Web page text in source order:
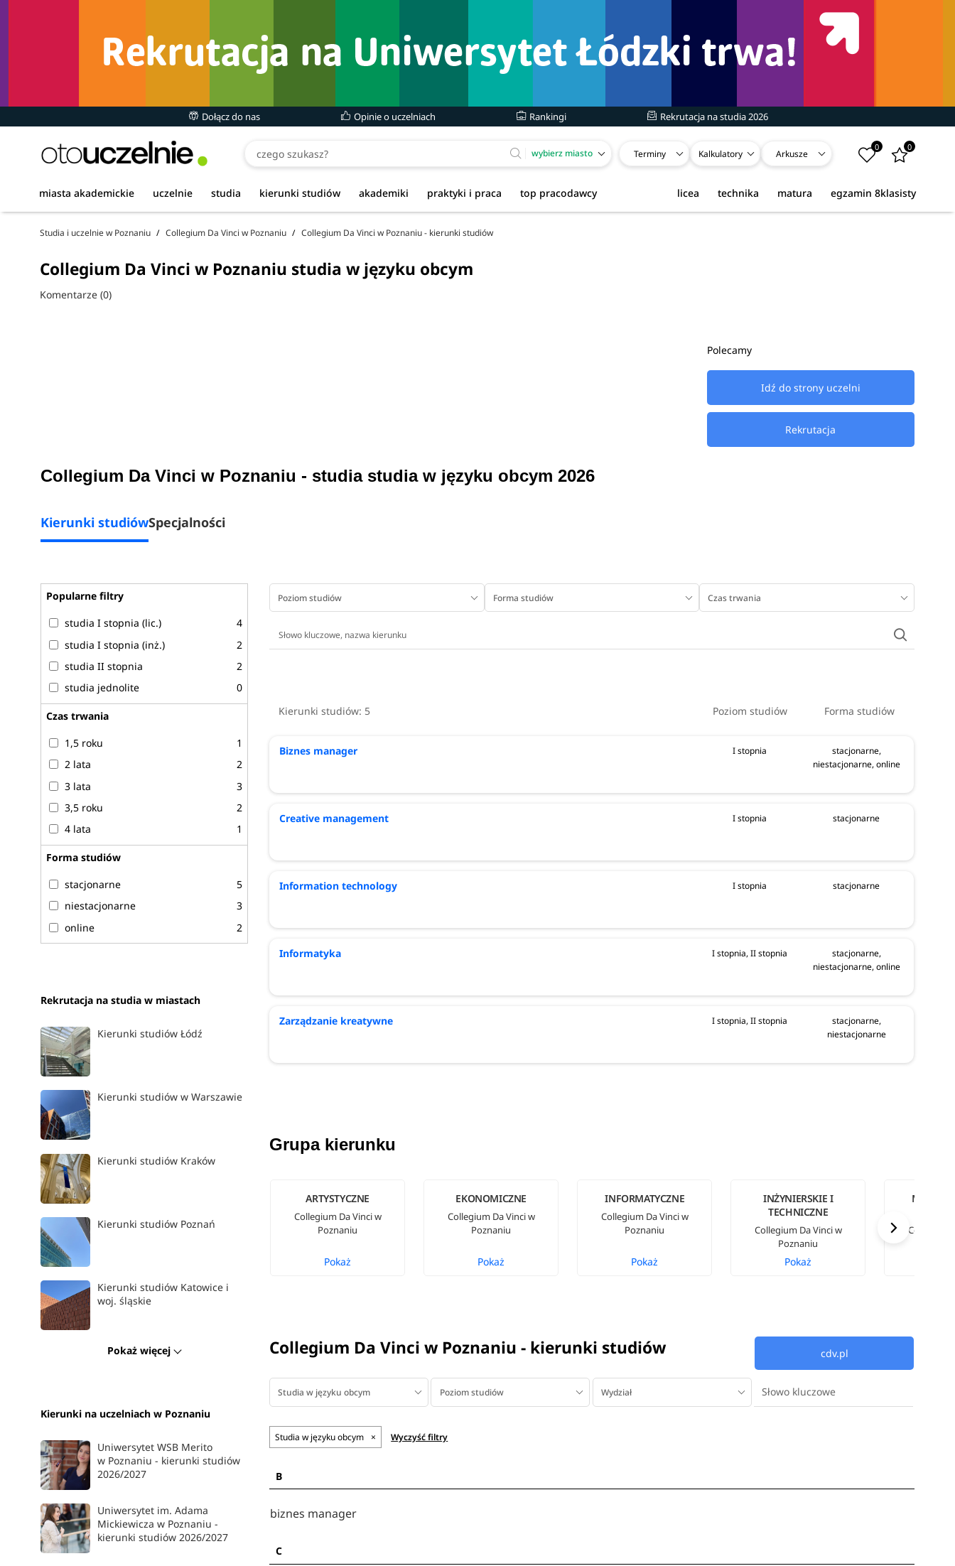
Dołącz do nas Opinie o uczelniach Rankingi Rekrutacja na studia 2026
wybierz miasto Terminy Kalkulatory Arkusze
0 0
miasta akademickie uczelnie studia kierunki studiów akademiki praktyki i praca top pracodawcy egzamin 8klasisty
matura
technika
licea
Studia i uczelnie w Poznaniu Collegium Da Vinci w Poznaniu Collegium Da Vinci w Poznaniu - kierunki studiów
Collegium Da Vinci w Poznaniu studia w języku obcym
Komentarze (0)
Polecamy
Idź do strony uczelni
Rekrutacja
Collegium Da Vinci w Poznaniu - studia studia w języku obcym 2026
Kierunki studiówSpecjalności
Popularne filtry
studia I stopnia (lic.)
4
studia I stopnia (inż.)
2
studia II stopnia
2
studia jednolite
0
Czas trwania
1,5 roku
1
2 lata
2
3 lata
3
3,5 roku
2
4 lata
1
Forma studiów
stacjonarne
5
niestacjonarne
3
online
2
Rekrutacja na studia w miastach
Kierunki studiów Łódź
Kierunki studiów w Warszawie
Kierunki studiów Kraków
Kierunki studiów Poznań
Kierunki studiów Katowice i
woj. śląskie
Pokaż więcej
Kierunki na uczelniach w Poznaniu
Uniwersytet WSB Merito
w Poznaniu - kierunki studiów
2026/2027
Uniwersytet im. Adama
Mickiewicza w Poznaniu -
kierunki studiów 2026/2027
Poziom studiów Forma studiów Czas trwania
Kierunki studiów: 5 Poziom studiów Forma studiów
Biznes manager I stopnia
stacjonarne,
niestacjonarne, online
Creative management I stopnia stacjonarne
Information technology I stopnia stacjonarne
Informatyka I stopnia, II stopnia
stacjonarne,
niestacjonarne, online
Zarządzanie kreatywne I stopnia, II stopnia
stacjonarne,
niestacjonarne
Grupa kierunku
ARTYSTYCZNE
Collegium Da Vinci w
Poznaniu
Pokaż
EKONOMICZNE
Collegium Da Vinci w
Poznaniu
Pokaż
INFORMATYCZNE
Collegium Da Vinci w
Poznaniu
Pokaż
INŻYNIERSKIE I
TECHNICZNE
Collegium Da Vinci w
Poznaniu
Pokaż
Collegium
Collegium Da Vinci w Poznaniu - kierunki studiów cdv.pl
Studia w języku obcym Poziom studiów Wydział
Studia w języku obcym × Wyczyść filtry
B
biznes manager
C